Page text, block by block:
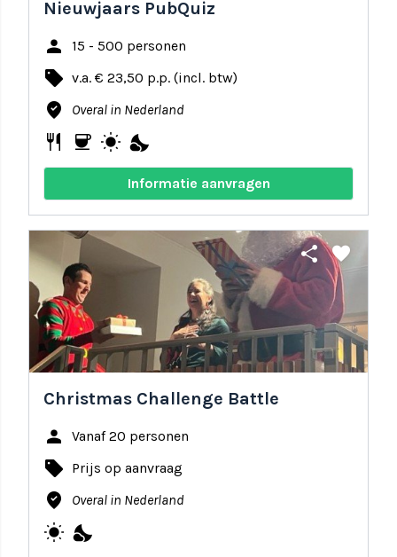
Nieuwjaars PubQuiz
person 15 - 500 personen
local_offer v.a. € 23,50 p.p. (incl. btw)
where_to_vote Overal in Nederland
restaurant coffee wb_sunny nights_stay
Informatie aanvragen
share favorite
Christmas Challenge Battle
person Vanaf 20 personen
local_offer Prijs op aanvraag
where_to_vote Overal in Nederland
wb_sunny nights_stay